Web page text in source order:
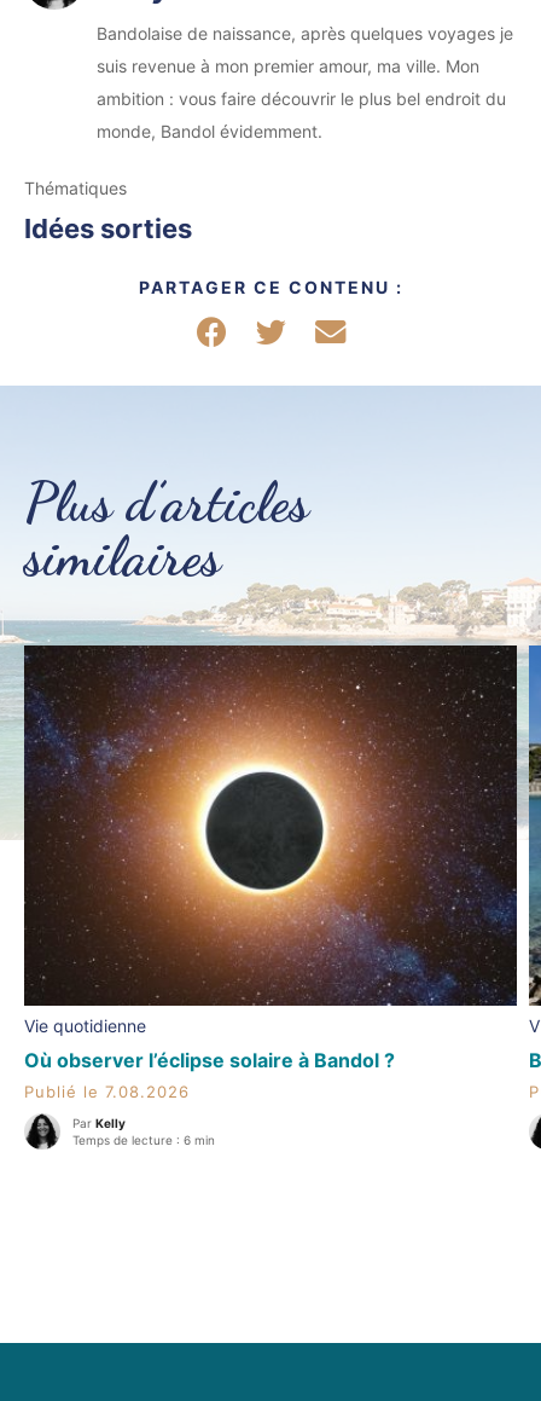
Bandolaise de naissance, après quelques voyages je
suis revenue à mon premier amour, ma ville. Mon
ambition : vous faire découvrir le plus bel endroit du
monde, Bandol évidemment.
Thématiques
Idées sorties
PARTAGER CE CONTENU :
Partager sur Facebook
Partager sur Twitter
Partager par mail
Plus d’articles
similaires
Vie quotidienne
Où observer l’éclipse solaire à Bandol ?
Publié le 7.08.2026
Par Kelly
Temps de lecture : 6 min